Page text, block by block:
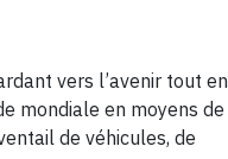
vers l’avenir tout en
mondiale en moyens de
de véhicules, de